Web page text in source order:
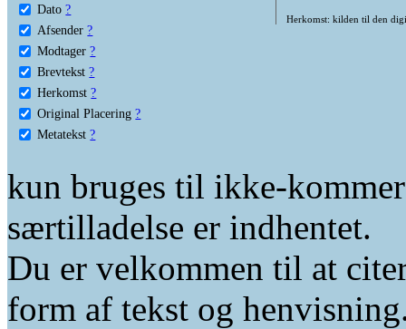
Dato ?
Afsender ?
Modtager ?
Brevtekst ?
Herkomst ?
Original Placering ?
Metatekst ?
Herkomst: kilden til den
kun bruges til ikke-
særtilladelse er indhentet.
Du er velkommen til at
form af tekst og